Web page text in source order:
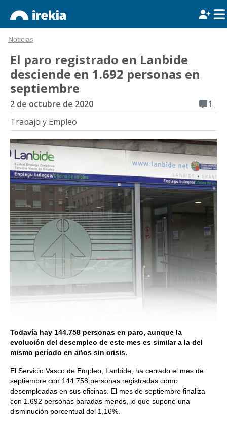
Noticias
El paro registrado en Lanbide
desciende en 1.692 personas en
septiembre
2 de octubre de 2020
1
Trabajo y Empleo
Todavía hay 144.758 personas en paro, aunque la
evolución del desempleo de este mes es similar a la del
mismo período en años sin crisis.
El Servicio Vasco de Empleo, Lanbide, ha cerrado el mes de
septiembre con 144.758 personas registradas como
desempleadas en sus oficinas. El mes de septiembre finaliza
con 1.692 personas paradas menos, lo que supone una
disminución porcentual del 1,16%.